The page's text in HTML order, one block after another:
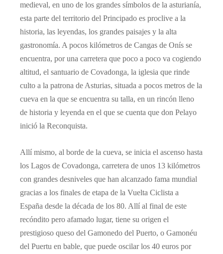
medieval, en uno de los grandes símbolos de la asturianía,
esta parte del territorio del Principado es proclive a la
historia, las leyendas, los grandes paisajes y la alta
gastronomía. A pocos kilómetros de Cangas de Onís se
encuentra, por una carretera que poco a poco va cogiendo
altitud, el santuario de Covadonga, la iglesia que rinde
culto a la patrona de Asturias, situada a pocos metros de la
cueva en la que se encuentra su talla, en un rincón lleno
de historia y leyenda en el que se cuenta que don Pelayo
inició la Reconquista.
Allí mismo, al borde de la cueva, se inicia el ascenso hasta
los Lagos de Covadonga, carretera de unos 13 kilómetros
con grandes desniveles que han alcanzado fama mundial
gracias a los finales de etapa de la Vuelta Ciclista a
España desde la década de los 80. Allí al final de este
recóndito pero afamado lugar, tiene su origen el
prestigioso queso del Gamonedo del Puerto, o Gamonéu
del Puertu en bable, que puede oscilar los 40 euros por